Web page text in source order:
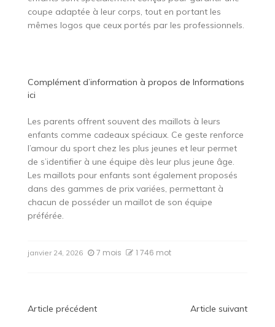
coupe adaptée à leur corps, tout en portant les
mêmes logos que ceux portés par les professionnels.
Complément d’information à propos de Informations
ici
Les parents offrent souvent des maillots à leurs
enfants comme cadeaux spéciaux. Ce geste renforce
l’amour du sport chez les plus jeunes et leur permet
de s’identifier à une équipe dès leur plus jeune âge.
Les maillots pour enfants sont également proposés
dans des gammes de prix variées, permettant à
chacun de posséder un maillot de son équipe
préférée.
janvier 24, 2026 7 mois 1 746 mot
Navigation
Article précédent Article suivant